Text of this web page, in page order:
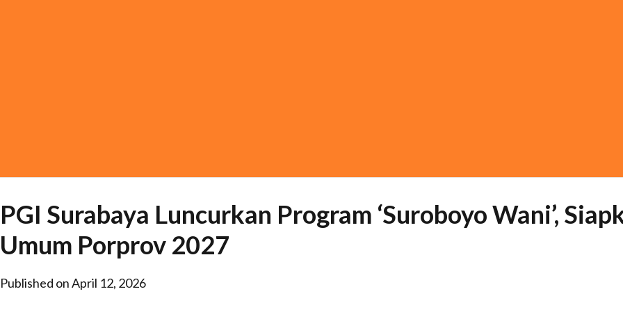
PGI Surabaya Luncurkan Program ‘Suroboyo Wani’,
Umum Porprov 2027
Published on April 12, 2026